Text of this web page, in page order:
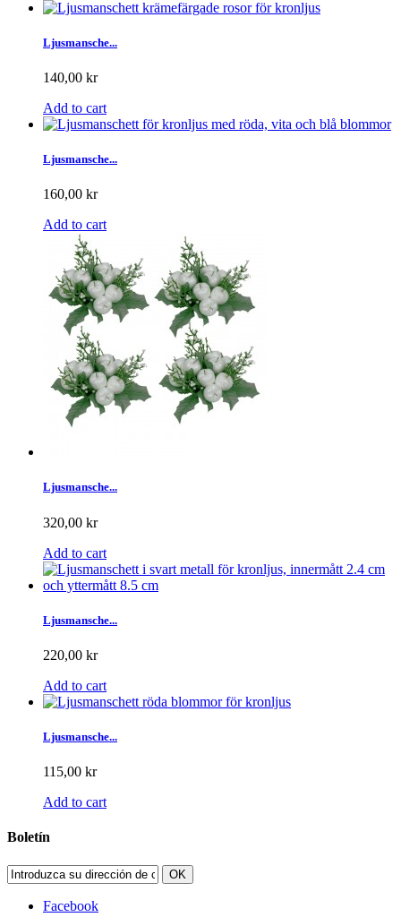
Ljusmansche...
140,00 kr
Add to cart
Ljusmansche...
160,00 kr
Add to cart
Ljusmansche...
320,00 kr
Add to cart
Ljusmansche...
220,00 kr
Add to cart
Ljusmansche...
115,00 kr
Add to cart
Boletín
OK
Facebook